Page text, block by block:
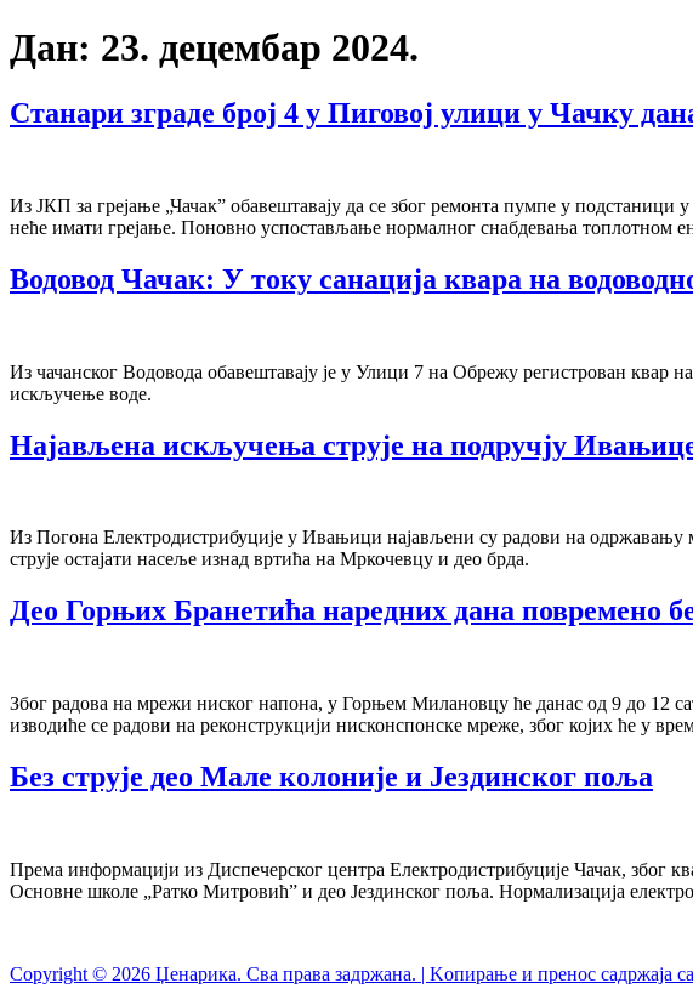
Дан: 23. децембар 2024.
Станари зграде број 4 у Пиговој улици у Чачку
Из ЈКП за грејање „Чачак” обавештавају да се због ремонта пумпе у подстаници
неће имати грејање. Поновно успостављање нормалног снабдевања топлотном
Водовод Чачак: У току санација квара на
Из чачанског Водовода обавештавају је у Улици 7 на Обрежу регистрован квар
искључење воде.
Најављена искључења струје на подручју
Из Погона Електродистрибуције у Ивањици најављени су радови на одржавању
струје остајати насеље изнад вртића на Мркочевцу и део брда.
Део Горњих Бранетића наредних дана повремено
Због радова на мрежи ниског напона, у Горњем Милановцу ће данас од 9 до 12
изводиће се радови на реконструкцији нисконспонске мреже, због којих ће у
Без струје део Мале колоније и Јездинског поља
Према информацији из Диспечерског центра Електродистрибуције Чачак, због
Основне школе „Ратко Митровић” и део Јездинског поља. Нормализација
Copyright © 2026 Џенарика. Сва права задржана. | Kопирање и пренос садржаја